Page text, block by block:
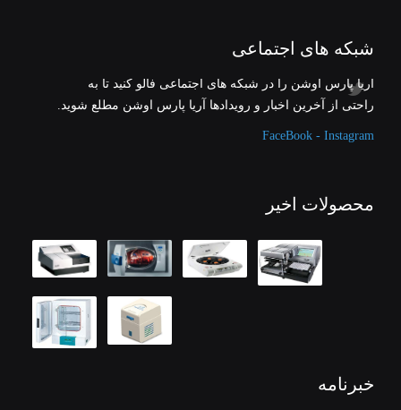
شبکه های اجتماعی
آریا پارس اوشن را در شبکه های اجتماعی فالو کنید تا به
راحتی از آخرین اخبار و رویدادها آریا پارس اوشن مطلع شوید.
FaceBook - Instagram
محصولات اخیر
خبرنامه